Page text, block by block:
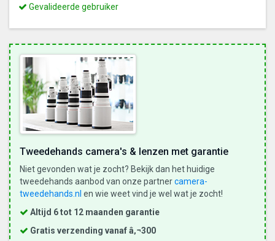
Dit
een
gevalideerde
gebruiker
Gevalideerde gebruiker
Tweedehands camera's & lenzen met garantie
Niet gevonden wat je zocht? Bekijk dan het huidige
tweedehands aanbod van onze partnercamera-
tweedehands.nl en wie weet vind je wel wat je zocht!
Altijd 6 tot 12 maanden garantie
Gratis verzending vanaf â‚¬300